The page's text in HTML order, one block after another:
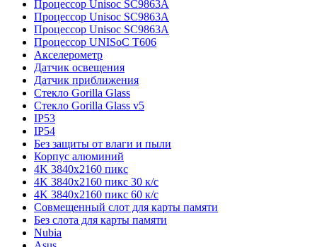
Процессор Unisoc SC9863A
Процессор Unisoc SC9863A
Процессор Unisoc SC9863A
Процессор UNISoC T606
Акселерометр
Датчик освещения
Датчик приближения
Стекло Gorilla Glass
Стекло Gorilla Glass v5
IP53
IP54
Без защиты от влаги и пыли
Корпус алюминий
4K 3840x2160 пикс
4K 3840x2160 пикс 30 к/с
4K 3840x2160 пикс 60 к/с
Совмещенный слот для карты памяти
Без слота для карты памяти
Nubia